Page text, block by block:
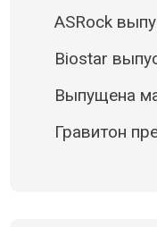
ASRock
Biostar
Выпущена
Гравитон